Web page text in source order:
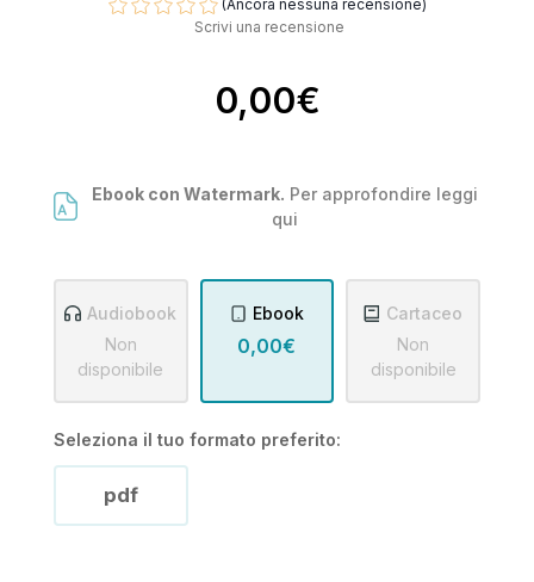
(Ancora nessuna recensione)
Scrivi una recensione
0,00€
Ebook con Watermark. Per approfondire leggi
qui
Audiobook
Non
disponibile
Ebook
0,00€
Cartaceo
Non
disponibile
Seleziona il tuo formato preferito:
pdf